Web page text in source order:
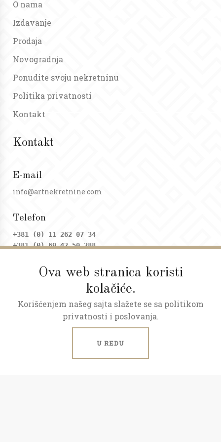
Ova web stranica koristi
kolačiće.
Korišćenjem našeg sajta slažete se sa politikom
privatnosti i poslovanja.
U REDU
O nama
Izdavanje
Prodaja
Novogradnja
Ponudite svoju nekretninu
Politika privatnosti
Kontakt
Kontakt
E-mail
info@artnekretnine.com
Telefon
+381 (0) 11 262 07 34
+381 (0) 69 42 50 288
Adresa
Dositejeva 9, Trg republike
Radno vreme
Ponedeljak - petak: 09 - 20h